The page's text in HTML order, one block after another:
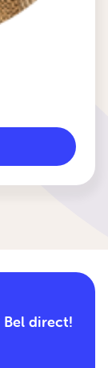
Bel direct!